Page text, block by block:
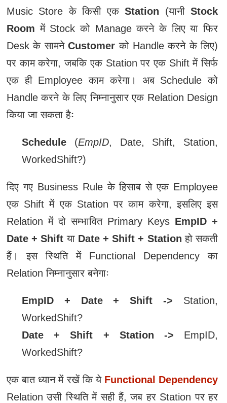
Music Store के किसी एकStation (यानीStock
Room में Stock को Manage करने के लिए या फिर
Desk के सामनेCustomer को Handle करने के लिए)
पर काम करेगा, जबकि एक Station पर एक Shift में सिर्फ
एक ही Employee काम करेगा। अब Schedule को
Handle करने के लिए निम्नानुसार एक Relation Design
किया जा सकता हैः
Schedule (EmpID, Date, Shift, Station,
WorkedShift?)
दिए गए Business Rule के हिसाब से एक Employee
एक Shift में एक Station पर काम करेगा, इसलिए इस
Relation में दो सम्भावित Primary Keys EmpID +
Date + Shift या Date + Shift + Station हो सकती
हैं। इस स्थिति में Functional Dependency का
Relation निम्नानुसार बनेगाः
EmpID + Date + Shift -> Station,
WorkedShift?
Date + Shift + Station -> EmpID,
WorkedShift?
एक बात ध्यान में रखें कि ये Functional Dependency
Relation उसी स्थिति में सही हैं, जब हर Station पर हर